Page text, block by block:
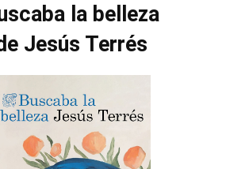
la belleza
Jesús Terrés